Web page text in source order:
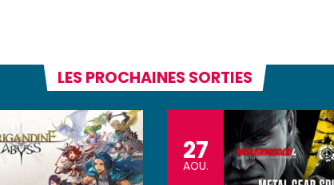
LES PROCHAINES SORTIES
27
AOU.